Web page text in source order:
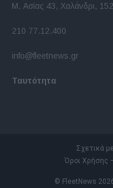
Μ. Ασίας 43, Χαλάνδρι,
210 77.12.400
info@fleetnews.gr
Ταυτότητα
Σχετικά
Όροι Χρήσης
© FleetNews